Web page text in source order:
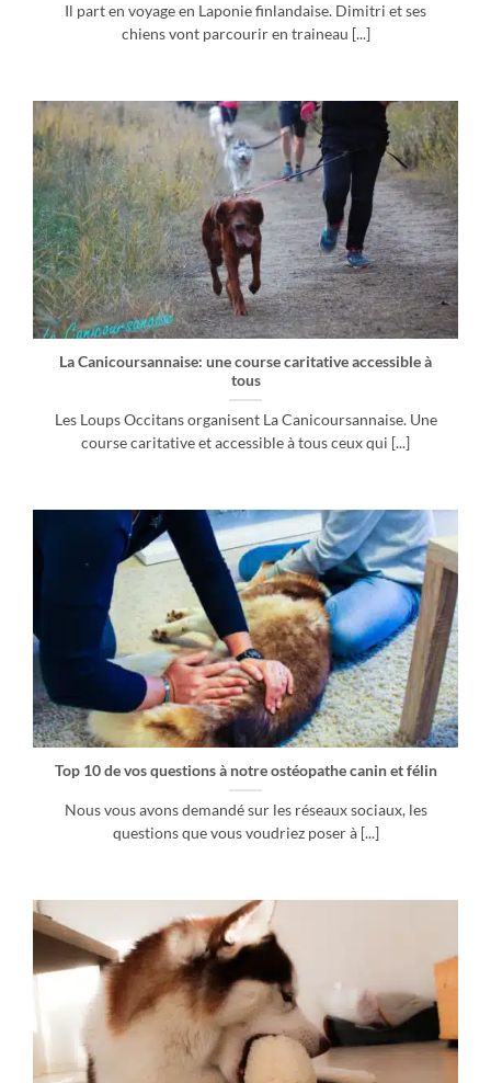
Il part en voyage en Laponie finlandaise. Dimitri et ses
chiens vont parcourir en traineau [...]
La Canicoursannaise: une course caritative accessible à
tous
Les Loups Occitans organisent La Canicoursannaise. Une
course caritative et accessible à tous ceux qui [...]
Top 10 de vos questions à notre ostéopathe canin et félin
Nous vous avons demandé sur les réseaux sociaux, les
questions que vous voudriez poser à [...]